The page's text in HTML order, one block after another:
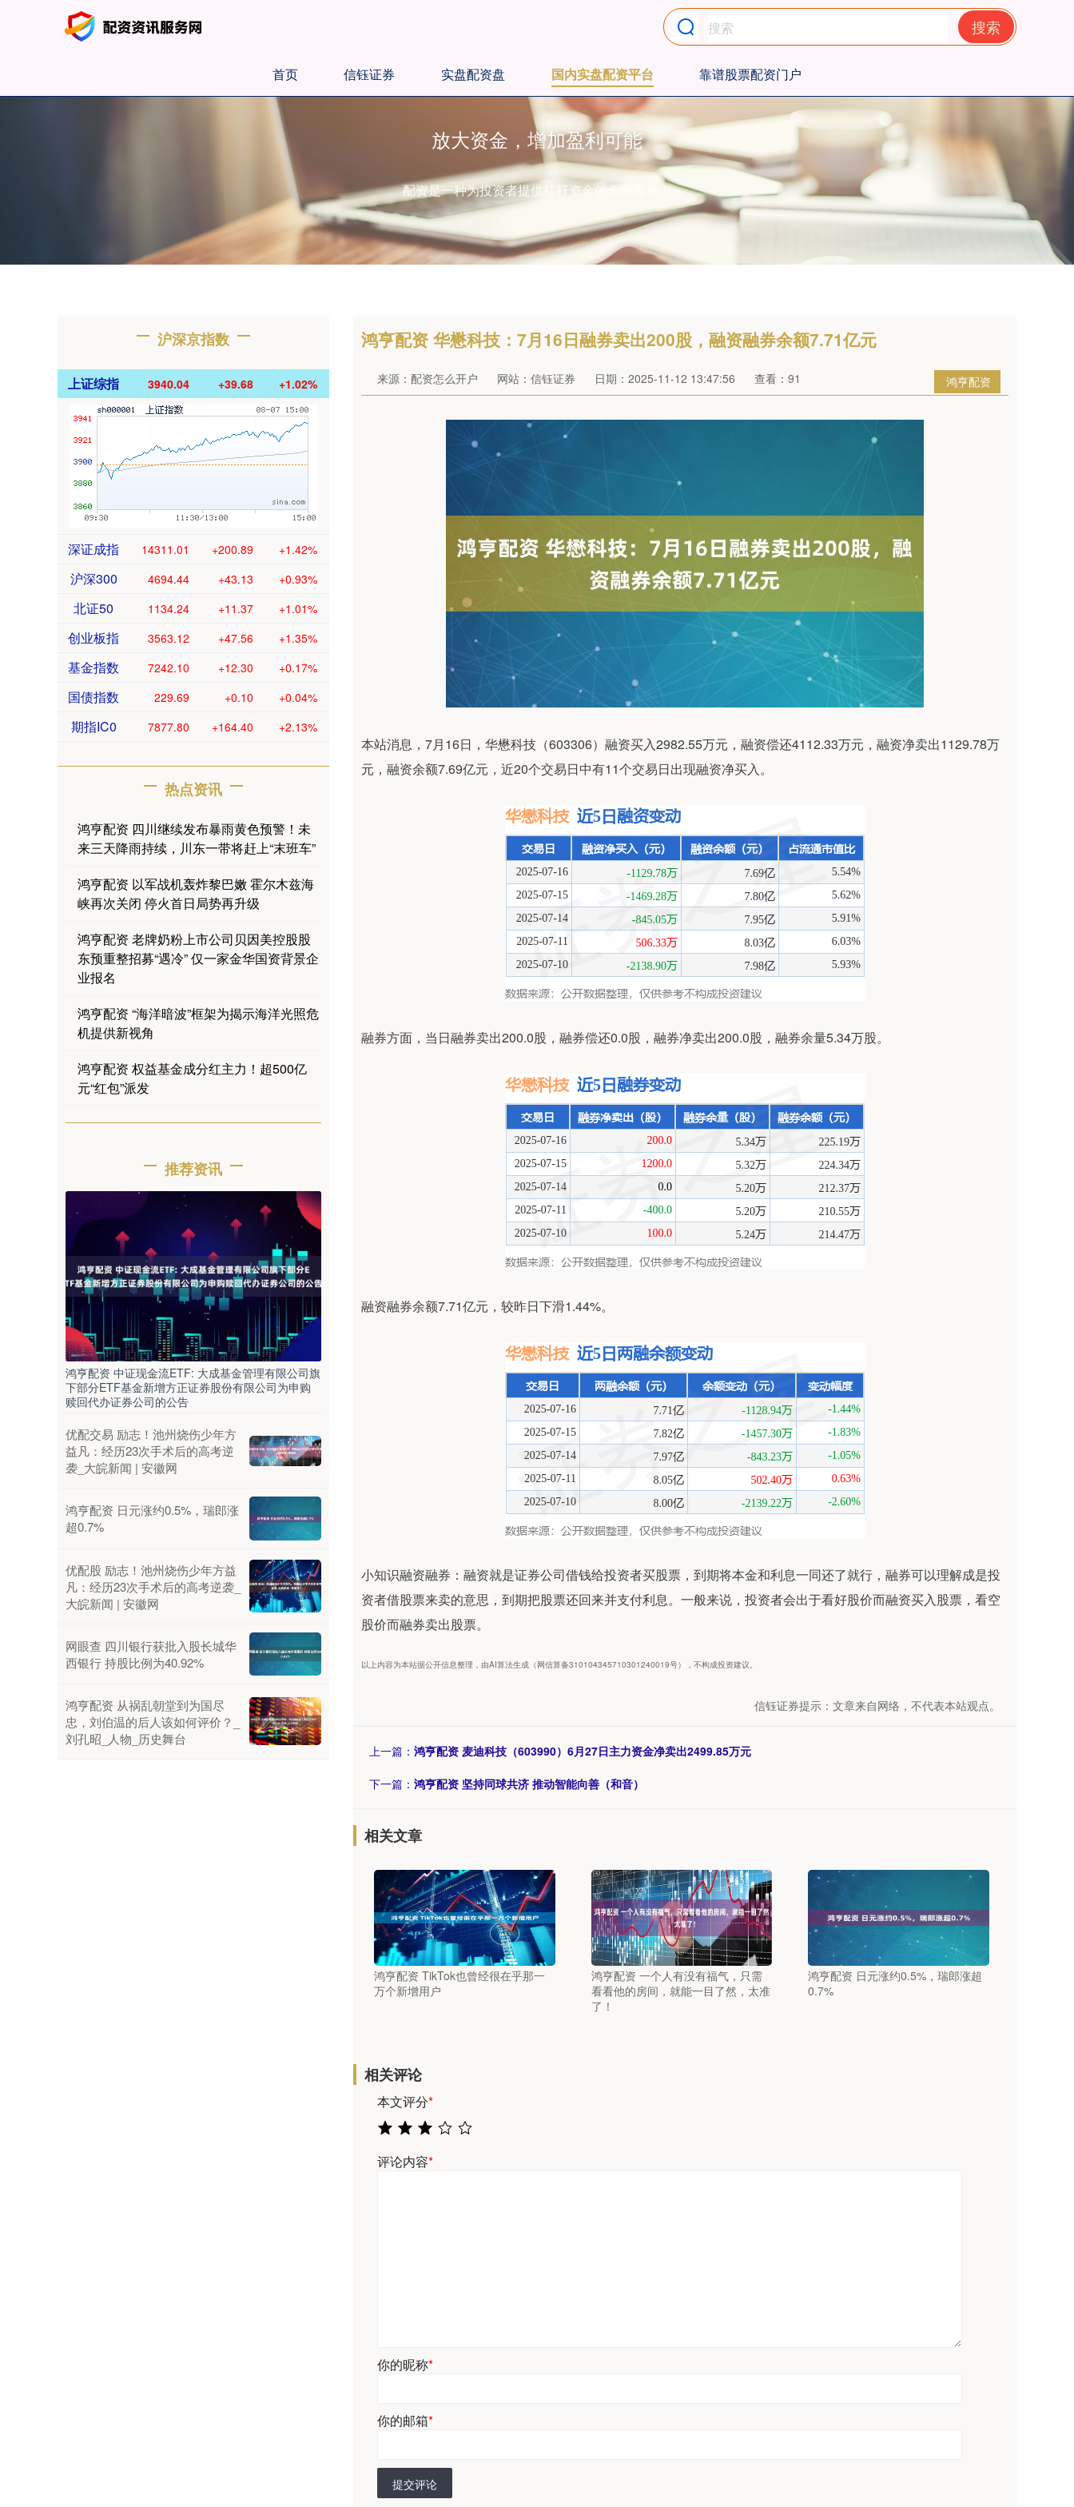
搜索
首页 信钰证券 实盘配资盘 国内实盘配资平台 靠谱股票配资门户
放大资金，增加盈利可能
配资是一种为投资者提供杠杆资金的金融服务！
鸿亨配资 华懋科技：7月16日融券卖出200股，融资融券余额7.71亿元
鸿亨配资
来源：配资怎么开户 网站：信钰证券 日期：2025-11-12 13:47:56 查看：91
本站消息，7月16日，华懋科技（603306）融资买入2982.55万元，融资偿还4112.33万元，融资净卖出1129.78万
元，融资余额7.69亿元，近20个交易日中有11个交易日出现融资净买入。
融券方面，当日融券卖出200.0股，融券偿还0.0股，融券净卖出200.0股，融券余量5.34万股。
融资融券余额7.71亿元，较昨日下滑1.44%。
小知识融资融券：融资就是证券公司借钱给投资者买股票，到期将本金和利息一同还了就行，融券可以理解成是投
资者借股票来卖的意思，到期把股票还回来并支付利息。一般来说，投资者会出于看好股价而融资买入股票，看空
股价而融券卖出股票。
以上内容为本站据公开信息整理，由AI算法生成（网信算备310104345710301240019号），不构成投资建议。
信钰证券提示：文章来自网络，不代表本站观点。
上一篇： 鸿亨配资 麦迪科技（603990）6月27日主力资金净卖出2499.85万元
下一篇： 鸿亨配资 坚持同球共济 推动智能向善（和音）
相关文章
鸿亨配资 TikTok也曾经很在乎那一
万个新增用户
鸿亨配资 一个人有没有福气，只需
看看他的房间，就能一目了然，太准
了！
鸿亨配资 日元涨约0.5%，瑞郎涨超
0.7%
相关评论
本文评分*
评论内容*
你的昵称*
你的邮箱*
提交评论
沪深京指数
上证综指 3940.04 +39.68 +1.02%
深证成指 14311.01 +200.89 +1.42%
沪深300 4694.44 +43.13 +0.93%
北证50 1134.24 +11.37 +1.01%
创业板指 3563.12 +47.56 +1.35%
基金指数 7242.10 +12.30 +0.17%
国债指数 229.69 +0.10 +0.04%
期指IC0 7877.80 +164.40 +2.13%
热点资讯
鸿亨配资 四川继续发布暴雨黄色预警！未
来三天降雨持续，川东一带将赶上“末班车”
鸿亨配资 以军战机轰炸黎巴嫩 霍尔木兹海
峡再次关闭 停火首日局势再升级
鸿亨配资 老牌奶粉上市公司贝因美控股股
东预重整招募“遇冷” 仅一家金华国资背景企
业报名
鸿亨配资 “海洋暗波”框架为揭示海洋光照危
机提供新视角
鸿亨配资 权益基金成分红主力！超500亿
元“红包”派发
推荐资讯
鸿亨配资 中证现金流ETF: 大成基金管理有限公司旗
下部分ETF基金新增方正证券股份有限公司为申购
赎回代办证券公司的公告
优配交易 励志！池州烧伤少年方
益凡：经历23次手术后的高考逆
袭_大皖新闻 | 安徽网
鸿亨配资 日元涨约0.5%，瑞郎涨
超0.7%
优配股 励志！池州烧伤少年方益
凡：经历23次手术后的高考逆袭_
大皖新闻 | 安徽网
网眼查 四川银行获批入股长城华
西银行 持股比例为40.92%
鸿亨配资 从祸乱朝堂到为国尽
忠，刘伯温的后人该如何评价？_
刘孔昭_人物_历史舞台